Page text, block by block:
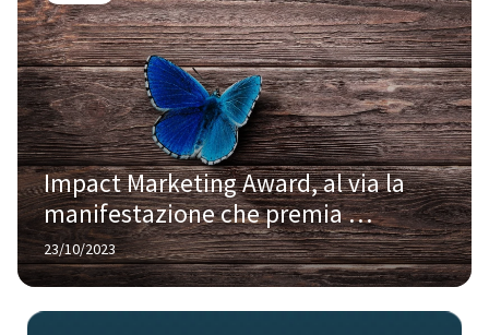
Impact Marketing Award, al via la
manifestazione che premia
l'impegno sociale e ambientale
dell'aziende
23/10/2023